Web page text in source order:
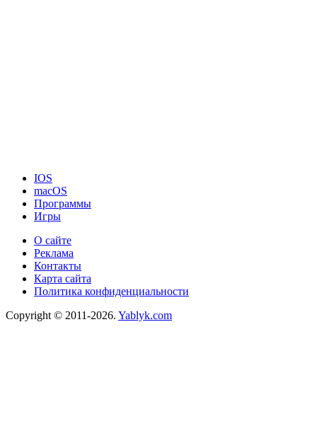
IOS
macOS
Программы
Игры
О сайте
Реклама
Контакты
Карта сайта
Политика конфиденциальности
Copyright © 2011-2026. Yablyk.сom